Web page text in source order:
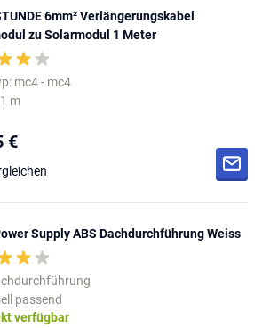
6mm² Verlängerungskabel
zu Solarmodul 1 Meter
mc4 - mc4
m
€
Supply ABS Dachdurchführung Weiss
passend
verfügbar